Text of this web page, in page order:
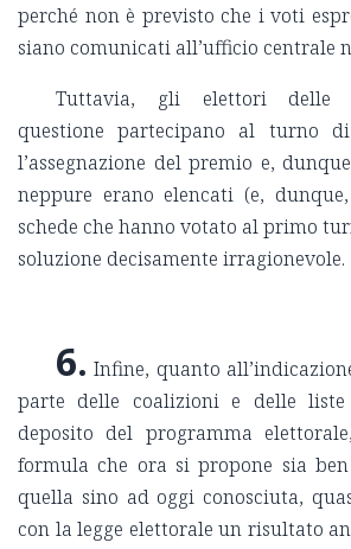
perché non è previsto che i voti
siano comunicati all’ufficio centrale
Tuttavia, gli elettori delle
questione partecipano al turno
l’assegnazione del premio e,
neppure erano elencati (e,
schede che hanno votato al primo
soluzione decisamente irragionevole.
6. Infine, quanto
parte delle coalizioni e delle
deposito del programma
formula che ora si propone sia
quella sino ad oggi conosciuta,
con la legge elettorale un risultato